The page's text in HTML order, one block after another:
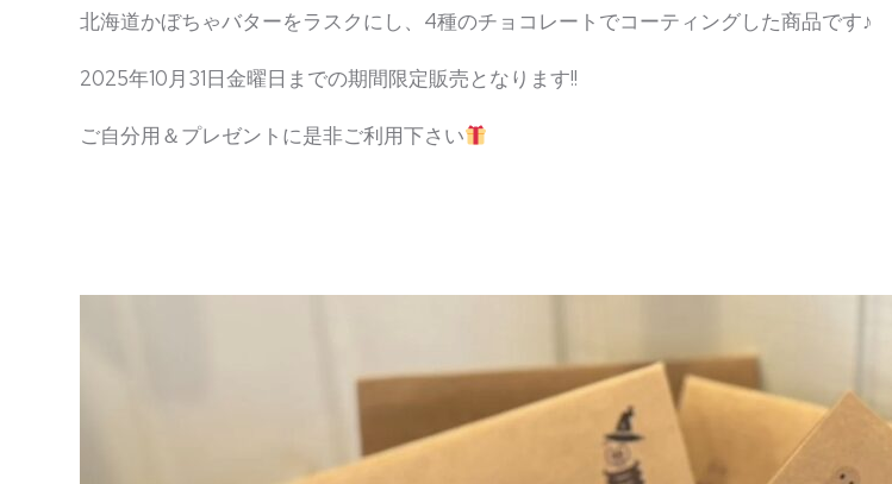
北海道かぼちゃバターをラスクにし、4種のチョコレートでコーティングした商品です♪
2025年10月31日金曜日までの期間限定販売となります!!
ご自分用＆プレゼントに是非ご利用下さい